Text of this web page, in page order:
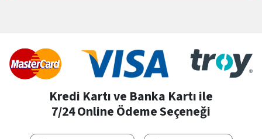
Kredi Kartı ve Banka Kartı ile
7/24 Online Ödeme Seçeneği